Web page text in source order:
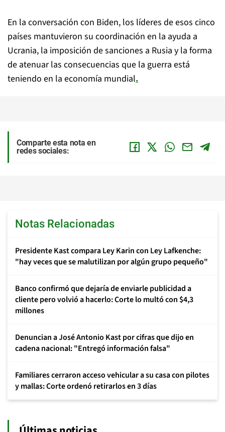
En la conversación con Biden, los líderes de esos cinco
países mantuvieron su coordinación en la ayuda a
Ucrania, la imposición de sanciones a Rusia y la forma
de atenuar las consecuencias que la guerra está
teniendo en la economía mundial.
Comparte esta nota en
redes sociales:
Notas Relacionadas
Presidente Kast compara Ley Karin con Ley Lafkenche:
"hay veces que se malutilizan por algún grupo pequeño"
Banco confirmó que dejaría de enviarle publicidad a
cliente pero volvió a hacerlo: Corte lo multó con $4,3
millones
Denuncian a José Antonio Kast por cifras que dijo en
cadena nacional: "Entregó información falsa"
Familiares cerraron acceso vehicular a su casa con pilotes
y mallas: Corte ordenó retirarlos en 3 días